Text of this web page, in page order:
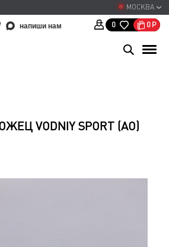
МОСКВА
напиши нам 0 0 Р
VODNIY SPORT (AO)